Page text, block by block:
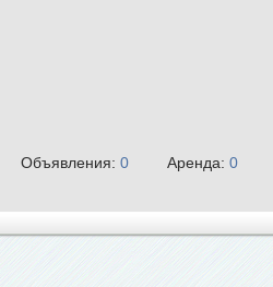
Объявления: 0 Аренда: 0